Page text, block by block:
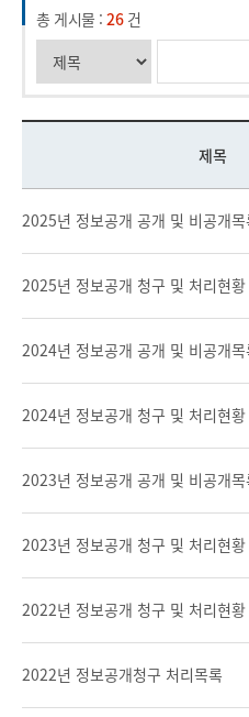
총 게시물 : 26건
제목
2025년 정보공개 공개 및 비공개목
2025년 정보공개 청구 및 처리현황
2024년 정보공개 공개 및 비공개목
2024년 정보공개 청구 및 처리현황
2023년 정보공개 공개 및 비공개목
2023년 정보공개 청구 및 처리현황
2022년 정보공개 청구 및 처리현황
2022년 정보공개청구 처리목록